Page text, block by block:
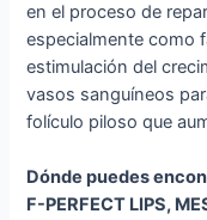
en el proceso de
especialmente como
estimulación del
vasos sanguíneos
folículo piloso que
Dónde puedes
F-PERFECT LIPS,